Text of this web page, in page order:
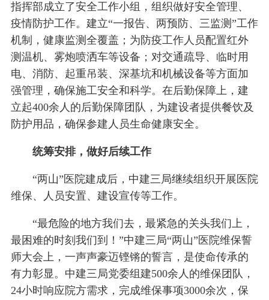
指挥部成立了安全工作小组，组织做好安全管理、
疫情防护工作。建立“一报告、两预防、三监测”工作
机制，健康监测全覆盖；为防疫工作人员配置红外
测温机、雾炮喷洒车等设备；对交通疏导、临时用
电、消防、起重吊装、深基坑和机械设备等方面加
强管理，确保施工安全和科学。在后勤保障上，建
立起400余人的后勤保障团队，为建设者提供餐饮及
防护用品，确保参建人员生命健康安全。
统筹安排，做好后续工作
“两山”医院建成后，中建三局继续组织开展医院
维保、人员安置、建设宣传等工作。
“最危险的地方我们去，最紧急的关头我们上，
最困难的时刻我们到！”中建三局“两山”医院维保誓
师大会上，一声声豪迈铿锵的誓言，是使命传承的
有力彰显。中建三局党委组建500余人的维保团队，
24小时响应院方需求，完成维保事项3000余次，保